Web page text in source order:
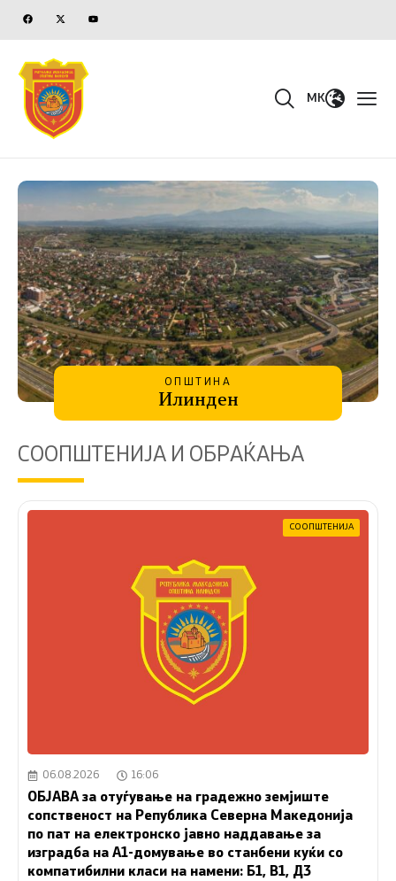
MK
ОПШТИНА
Илинден
СООПШТЕНИЈА И ОБРАЌАЊА
СООПШТЕНИЈА
06.08.2026 16:06
ОБЈАВА за отуѓување на градежно земјиште
сопственост на Република Северна Македонија
по пат на електронско јавно наддавање за
изградба на A1-домување во станбени куќи со
компатибилни класи на намени: Б1, В1, Д3